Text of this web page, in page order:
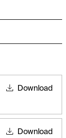
Download
Download